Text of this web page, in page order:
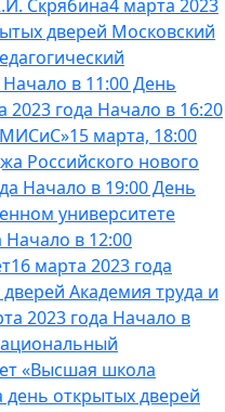
Скрябина4 марта 2023
дверей Московский
в 11:00 День
2023 года Начало в 16:20
15 марта, 18:00
Российского нового
Начало в 19:00 День
университете
Начало в 12:00
16 марта 2023 года
Академия труда и
2023 года Начало в
«Высшая школа
день открытых дверей